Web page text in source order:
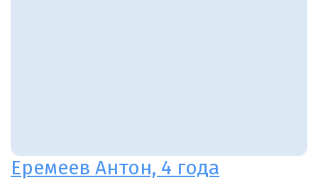
Еремеев Антон, 4 года